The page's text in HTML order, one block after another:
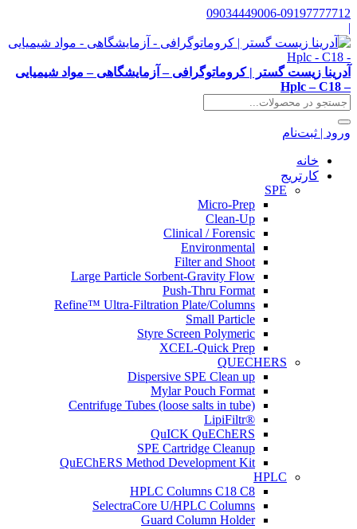
09034449006-09197777712
|
آدرینا زیست گستر | کروماتوگرافی – آزمایشگاهی – مواد شیمیایی
– Hplc – C18
ورود | ثبت‌نام
خانه
کارتریج
SPE
Micro-Prep
Clean-Up
Clinical / Forensic
Environmental
Filter and Shoot
Large Particle Sorbent-Gravity Flow
Push-Thru Format
Refine™ Ultra-Filtration Plate/Columns
Small Particle
Styre Screen Polymeric
XCEL-Quick Prep
QUECHERS
Dispersive SPE Clean up
Mylar Pouch Format
Centrifuge Tubes (loose salts in tube)
®LipiFiltr
QuICK QuEChERS
SPE Cartridge Cleanup
QuEChERS Method Development Kit
HPLC
HPLC Columns C18 C8
SelectraCore U/HPLC Columns
Guard Column Holder